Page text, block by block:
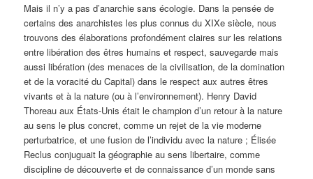
Mais il n’y a pas d’anarchie sans écologie. Dans la pensée de
certains des anarchistes les plus connus du XIXe siècle, nous
trouvons des élaborations profondément claires sur les relations
entre libération des êtres humains et respect, sauvegarde mais
aussi libération (des menaces de la civilisation, de la domination
et de la voracité du Capital) dans le respect aux autres êtres
vivants et à la nature (ou à l’environnement). Henry David
Thoreau aux États-Unis était le champion d’un retour à la nature
au sens le plus concret, comme un rejet de la vie moderne
perturbatrice, et une fusion de l’individu avec la nature ; Élisée
Reclus conjuguait la géographie au sens libertaire, comme
discipline de découverte et de connaissance d’un monde sans